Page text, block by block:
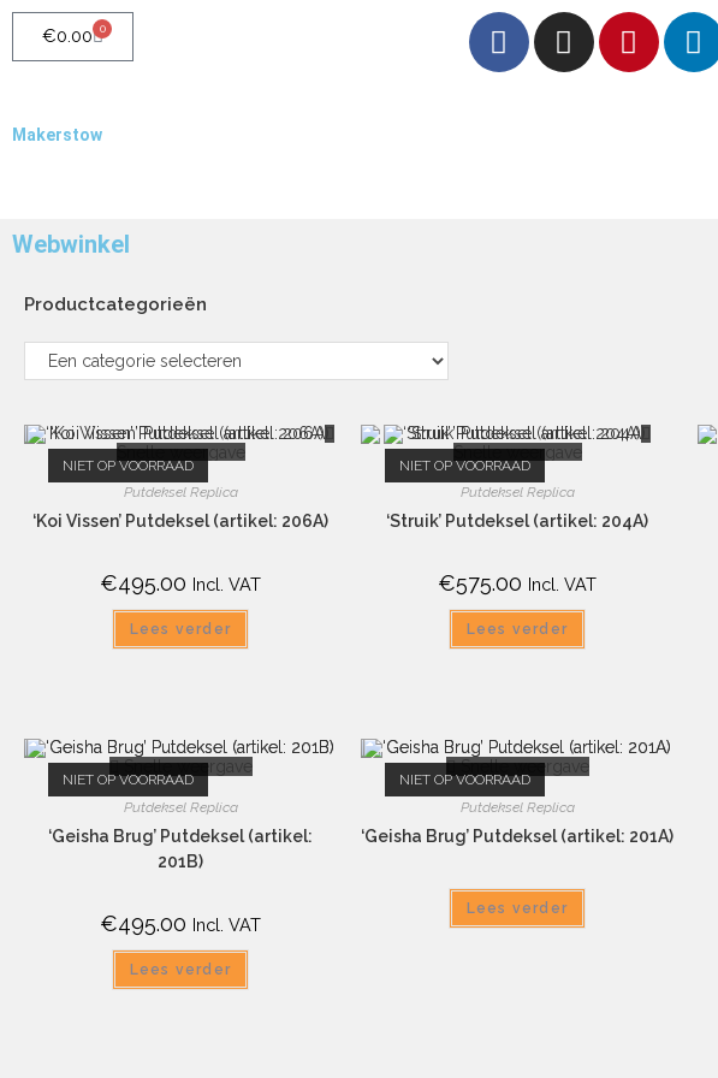
€0.00 0
Makerstow
Webwinkel
Productcategorieën
NIET OP VOORRAAD
Snelle weergave
Putdeksel Replica
‘Koi Vissen’ Putdeksel (artikel: 206A)
€495.00 Incl. VAT
Lees verder
NIET OP VOORRAAD
Snelle weergave
Putdeksel Replica
‘Struik’ Putdeksel (artikel: 204A)
€575.00 Incl. VAT
Lees verder
NIET OP VOORRAAD
Snelle weergave
Putdeksel Replica
‘Geisha Brug’ Putdeksel (artikel:
201B)
€495.00 Incl. VAT
Lees verder
NIET OP VOORRAAD
Snelle weergave
Putdeksel Replica
‘Geisha Brug’ Putdeksel (artikel: 201A)
Lees verder